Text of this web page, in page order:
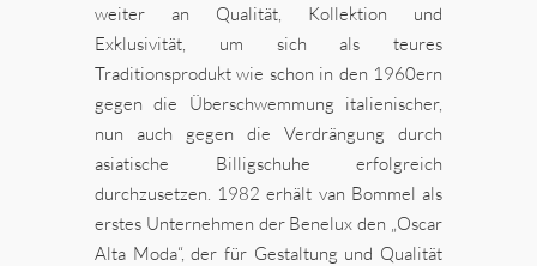
weiter an Qualität, Kollektion und
Exklusivität, um sich als teures
Traditionsprodukt wie schon in den 1960ern
gegen die Überschwemmung italienischer,
nun auch gegen die Verdrängung durch
asiatische Billigschuhe erfolgreich
durchzusetzen. 1982 erhält van Bommel als
erstes Unternehmen der Benelux den „Oscar
Alta Moda“, der für Gestaltung und Qualität